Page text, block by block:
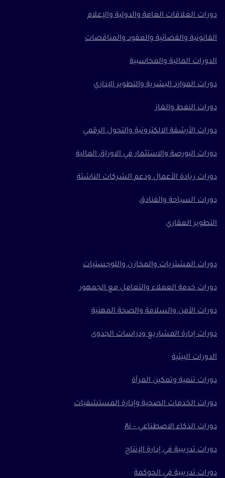
دورات العلاقات العامة والدولية والإعلام
القانونية والقضائية والعقود والمناقصات
الدورات المالية والمحاسبية
دورات الموارد البشرية والتطوير الإداري
دورات النفط والغاز
دورات الأرشفة الالكترونية والتحول الرقمي
دورات البورصة والاستثمار في الاوراق المالية
دورات ريادة الأعمال ودعم الشركات الناشئة
دورات السياحة والفنادق
التطوير العقاري
دورات المشتريات والمخازن واللوجستيات
دورات خدمة العملاء والتعامل مع الجمهور
دورات الأمن والسلامة والصحة المهنية
دورات إدارة المشاريع ودراسات الجدوى
الدورات البيئية
دورات تنمية وتمكين المرأة
دورات الخدمات الصحية وإدارة المستشفيات
دورات الذكاء الاصطناعي – Ai
دورات تدريبية في إدارة الإنتاج
دورات تدريبية في الحوكمة